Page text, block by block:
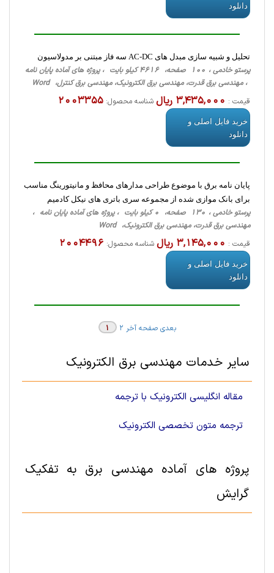
دانلود
تحلیل و شبیه سازی مبدل های AC-DC سه فاز مبتنی بر مدولاسیون
پرستو خادمی ، 100 صفحه، 4616 کیلو بایت ، پروژه های آماده پایان نامه
، مهندسی برق قدرت، مهندسی برق الکترونیک، مهندسی برق کنترل، Word
قیمت : 3,435,000 ریال شناسه محصول: 2003355
خرید فایل اصلی و
دانلود
پایان نامه برق با موضوع طراحی مدارهای محافظ و مانیتورینگ مناسب
برای بانک موازی شده از مجموعه سری باتری های نیکل کادمیم
پرستو خادمی ، 130 صفحه، 0 کیلو بایت ، پروژه های آماده پایان نامه ،
مهندسی برق قدرت، مهندسی برق الکترونیک، Word
قیمت : 3,145,000 ریال شناسه محصول: 2004496
خرید فایل اصلی و
دانلود
1 2 بعدی صفحه آخر
سایر خدمات مهندسی برق الکترونیک
مقاله انگلیسی الکترونیک با ترجمه
ترجمه متون تخصصی الکترونیک
پروژه های آماده مهندسی برق به تفکیک
گرایش